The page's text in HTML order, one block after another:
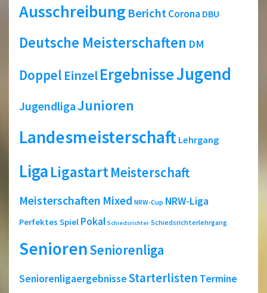
Ausschreibung BerichtCorona DBU
Deutsche Meisterschaften DM
Doppel EinzelErgebnisseJugend
JugendligaJunioren
Landesmeisterschaft Lehrgang
LigaLigastartMeisterschaft
Meisterschaften Mixed NRW-Cup NRW-Liga
Perfektes Spiel Pokal Schiedsrichter Schiedsrichterlehrgang
SeniorenSeniorenliga
SeniorenligaergebnisseStarterlisten Termine